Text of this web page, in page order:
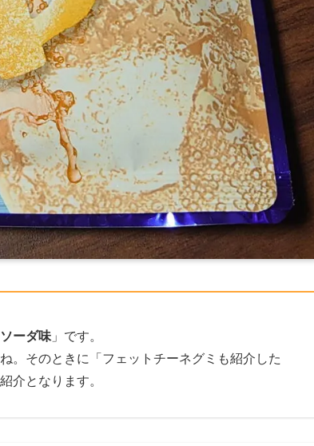
ーダ味」です。
。そのときに「フェットチーネグミも紹介した
介となります。